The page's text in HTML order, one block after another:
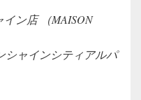
ン店 （MAISON
シャインシティアルパ